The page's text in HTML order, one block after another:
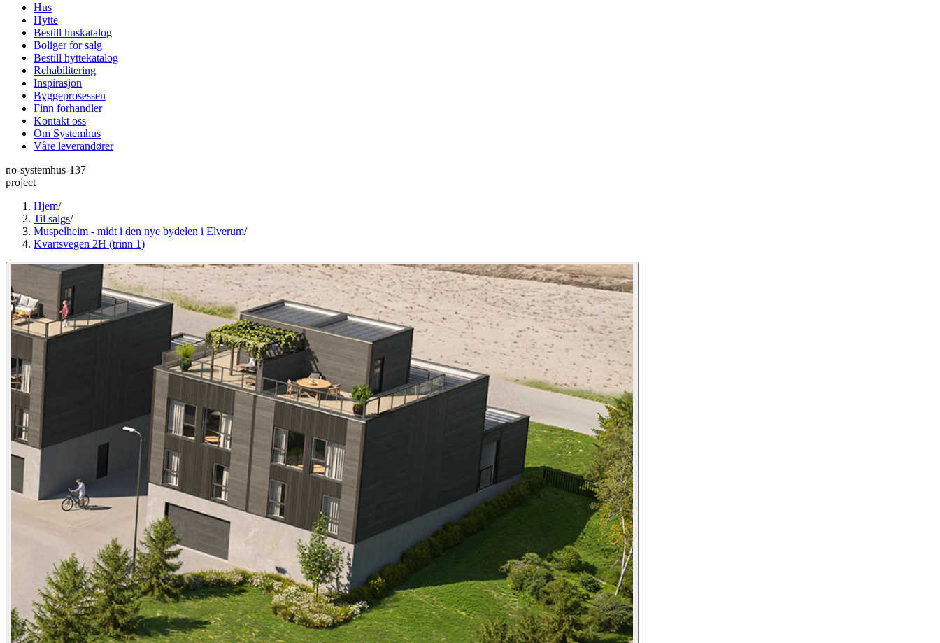
Hus
Hytte
Bestill huskatalog
Boliger for salg
Bestill hyttekatalog
Rehabilitering
Inspirasjon
Byggeprosessen
Finn forhandler
Kontakt oss
Om Systemhus
Våre leverandører
no-systemhus-137
project
Hjem/
Til salgs/
Muspelheim - midt i den nye bydelen i Elverum/
Kvartsvegen 2H (trinn 1)